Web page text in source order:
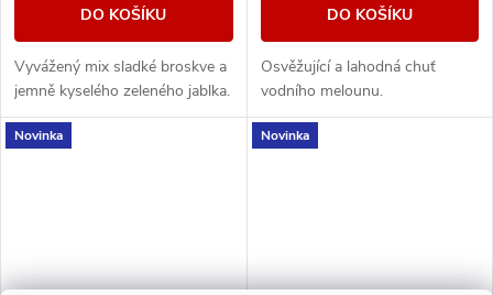
DO KOŠÍKU
Vyvážený mix sladké broskve a
jemně kyselého zeleného jablka.
DO KOŠÍKU
Osvěžující a lahodná chuť
vodního melounu.
Novinka Novinka